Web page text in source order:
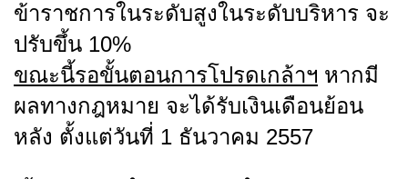
ข้าราชการในระดับสูงในระดับบริหาร จะ
ปรับขึ้น 10%
ขณะนี้รอขั้นตอนการโปรดเกล้าฯ หากมี
ผลทางกฎหมาย จะได้รับเงินเดือนย้อน
หลัง ตั้งแต่วันที่ 1 ธันวาคม 2557